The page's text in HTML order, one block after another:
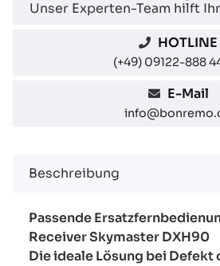
Unser Experten-Team hilft
HOTLINE
(+49) 09122-888
E-Mail
Beschreibung
Passende
Receiver Skymaster DXH90
Die ideale Lösung bei Defekt